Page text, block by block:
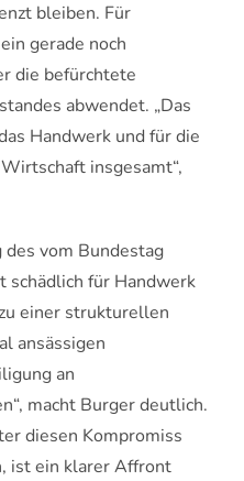
bleiben. Für
gerade noch
die befürchtete
abwendet. „Das
Handwerk und für die
insgesamt“,
vom Bundestag
schädlich für Handwerk
einer strukturellen
ansässigen
an
macht Burger deutlich.
diesen Kompromiss
ist ein klarer Affront